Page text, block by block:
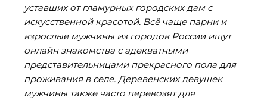
уставших от гламурных городских дам с
искусственной красотой. Всё чаще парни и
взрослые мужчины из городов России ищут
онлайн знакомства с адекватными
представительницами прекрасного пола для
проживания в селе. Деревенских девушек
мужчины также часто перевозят для